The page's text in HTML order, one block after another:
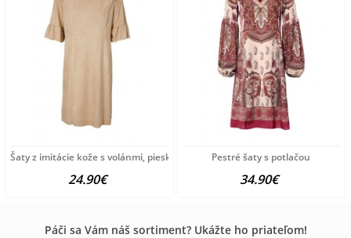
Šaty z imitácie kože s volánmi, pieskové
24.90€
Pestré šaty s potlačou
34.90€
Páči sa Vám náš sortiment? Ukážte ho priateľom!